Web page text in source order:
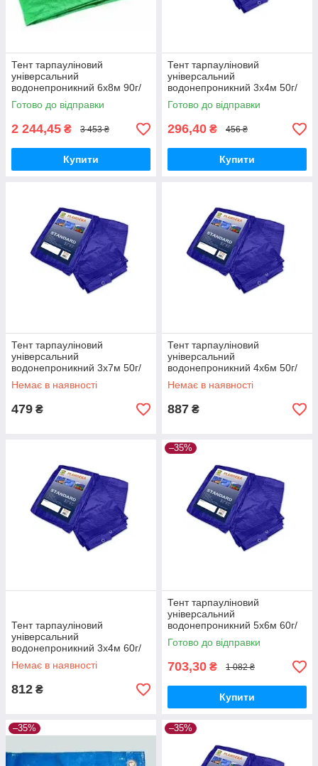
Тент тарпауліновий
універсальний
водонепроникний 6х8м 90г/
м2.
Готово до відправки
2 244,45 ₴ 3 453 ₴
Купити
Тент тарпауліновий
універсальний
водонепроникний 3х4м 50г/
м2
Готово до відправки
296,40 ₴ 456 ₴
Купити
Тент тарпауліновий
універсальний
водонепроникний 3х7м 50г/
м2
Немає в наявності
479 ₴
Тент тарпауліновий
універсальний
водонепроникний 4х6м 50г/
м2
Немає в наявності
887 ₴
Тент тарпауліновий
універсальний
водонепроникний 3х4м 60г/
м2
Немає в наявності
812 ₴
–35%
Тент тарпауліновий
універсальний
водонепроникний 5х6м 60г/
м2
Готово до відправки
703,30 ₴ 1 082 ₴
Купити
–35% –35%